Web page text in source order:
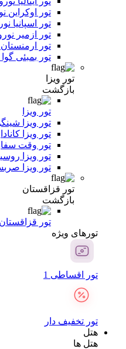
تور اوکراین
تور اسپانیا نوروز
تور ازمیر نوروز
تور ارمنستان
تور بمبئی گوا
تور ویزا
بازگشت
تور ویزا
تور ویزا
تور ویزا کانادا
تور وقت
تور ویزا
تور ویزا
تور قزاقستان
بازگشت
تور قزاقستان
تور‌های ویژه
تور اقساطی 1
تور تخفیف دار
هتل
هتل ها